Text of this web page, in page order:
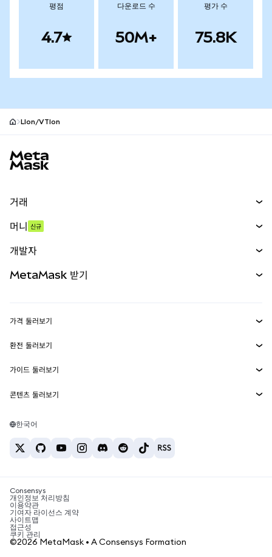
평점
4.7
다운로드 수
50M+
평가 수
75.8K
LIon/VTIon
거래
무기한 선물
실물자산
머니 신규
개발자
MetaMask Connect
Snaps
웹3 서비스
MetaMask 받기
보안
고객 지원
채용
가격 둘러보기
이더리움 가격
솔라나 가격
테더 가격
환전 둘러보기
ETH를 USD로 환전
USDT를 INR로 환전
BTC를 INR로 환전
ETH를 USDT로 환전
가이드 둘러보기
ETH 매수
USDT 매수
SHIB 매수
BNB 매수
콘텐츠 둘러보기
솔라나 지갑
암호화폐 세금 뉴스
암호화폐 매수 방법
비트코인 매도 방법
한국어
Consensys
개인정보 처리방침
이용약관
기여자 라이선스 계약
사이트맵
접근성
쿠키 관리
©2026 MetaMask • A Consensys Formation